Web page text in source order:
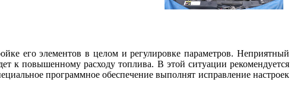
его элементов в целом и регулировке параметров. Неприятный
к повышенному расходу топлива. В этой ситуации рекомендуется
программное обеспечение выполнят исправление настроек